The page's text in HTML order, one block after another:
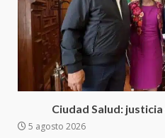
Ciudad Salud:
5 agosto 2026
3
Secretaría
20 julio